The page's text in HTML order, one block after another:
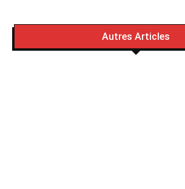
Autres Articles